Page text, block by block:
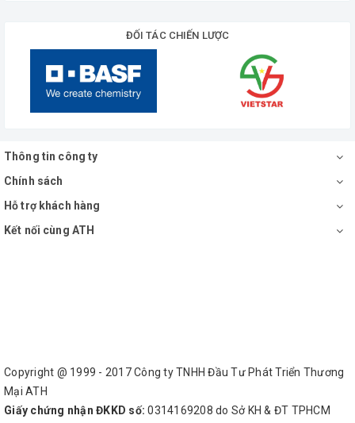
ĐỐI TÁC CHIẾN LƯỢC
Thông tin công ty
Chính sách
Hỗ trợ khách hàng
Kết nối cùng ATH
Copyright @ 1999 - 2017 Công ty TNHH Đầu Tư Phát Triển Thương
Mại ATH
Giấy chứng nhận ĐKKD số: 0314169208 do Sở KH & ĐT TPHCM